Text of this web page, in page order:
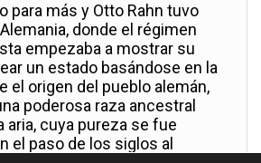
para más y Otto Rahn tuvo
donde el régimen
empezaba a mostrar su
un estado basándose en la
el origen del pueblo alemán,
poderosa raza ancestral
aria, cuya pureza se fue
el paso de los siglos al